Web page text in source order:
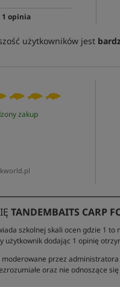
1 opinia
użytkowników jest
zakup
TANDEMBAITS CARP
szkolnej skali ocen gdzie 1 to
użytkownik dodając 1 opinię
przez
oraz nie odnoszące